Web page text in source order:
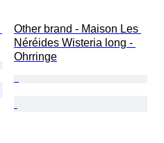
Other brand - Maison Les
Néréides Wisteria long -
Ohrringe